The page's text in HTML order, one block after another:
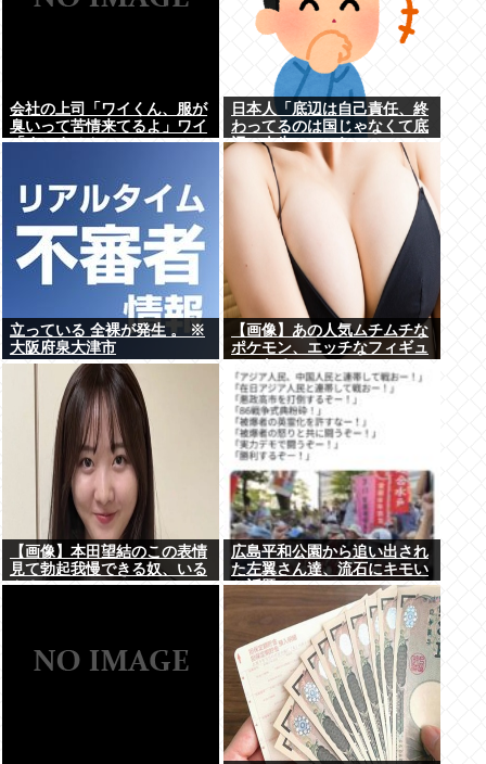
会社の上司「ワイくん、服が
臭いって苦情来てるよ」ワイ
「すいません」
日本人「底辺は自己責任、終
わってるのは国じゃなくて底
辺の人生」←これ
立っている 全裸が発生 。 ※
大阪府泉大津市
【画像】あの人気ムチムチな
ポケモン、エッチなフィギュ
【画像】本田望結のこの表情
見て勃起我慢できる奴、いる
ん？
広島平和公園から追い出され
た左翼さん達、流石にキモい
と話題に